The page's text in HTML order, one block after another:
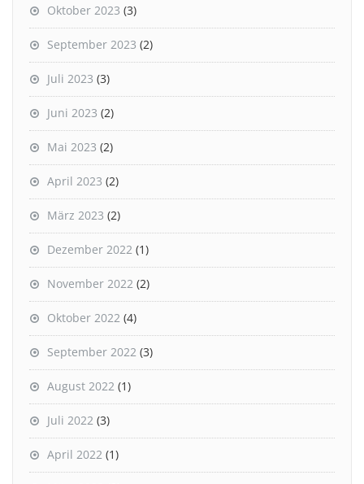
Oktober 2023 (3)
September 2023 (2)
Juli 2023 (3)
Juni 2023 (2)
Mai 2023 (2)
April 2023 (2)
März 2023 (2)
Dezember 2022 (1)
November 2022 (2)
Oktober 2022 (4)
September 2022 (3)
August 2022 (1)
Juli 2022 (3)
April 2022 (1)